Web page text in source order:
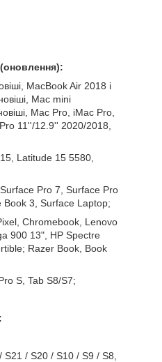
MacBook Air 2018 і
Mac mini
Mac Pro, iMac Pro,
11''/12.9'' 2020/2018,
Latitude 15 5580,
Pro 7, Surface Pro
Book 3, Surface Laptop;
Chromebook, Lenovo
900 13", HP Spectre
Razer Book, Book
S, Tab S8/S7;
S21 / S20 / S10 / S9 / S8,